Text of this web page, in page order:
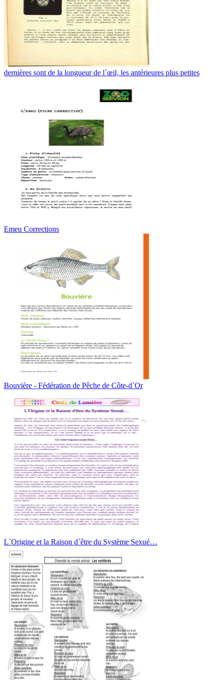
dernières sont de la longueur de l`œil, les antérieures plus petites
Emeu Corrections
Bouvière - Fédération de Pêche de Côte-d`Or
L`Origine et la Raison d`être du Système Sexué…